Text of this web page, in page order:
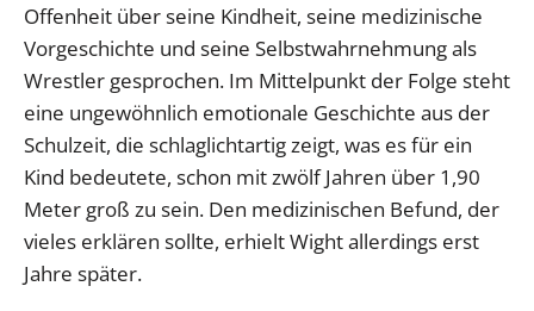
Offenheit über seine Kindheit, seine medizinische
Vorgeschichte und seine Selbstwahrnehmung als
Wrestler gesprochen. Im Mittelpunkt der Folge steht
eine ungewöhnlich emotionale Geschichte aus der
Schulzeit, die schlaglichtartig zeigt, was es für ein
Kind bedeutete, schon mit zwölf Jahren über 1,90
Meter groß zu sein. Den medizinischen Befund, der
vieles erklären sollte, erhielt Wight allerdings erst
Jahre später.